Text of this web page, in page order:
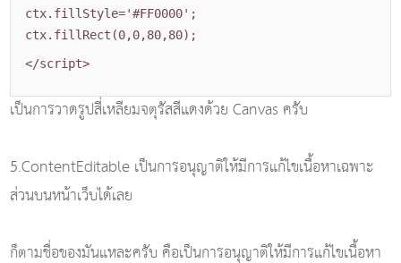
ctx.fillStyle='#FF0000';
ctx.fillRect(0,0,80,80);
</script>
เป็นการวาดรูปสี่เหลียมจตุรัสสีแดงด้วย Canvas ครับ
5.ContentEditable เป็นการอนุญาติให้มีการแก้ไขเนื้อหาเฉพาะ
ส่วนบนหน้าเว็บได้เลย
ก็ตามชื่อของมันแหละครับ คือเป็นการอนุญาติให้มีการแก้ไขเนื้อหา